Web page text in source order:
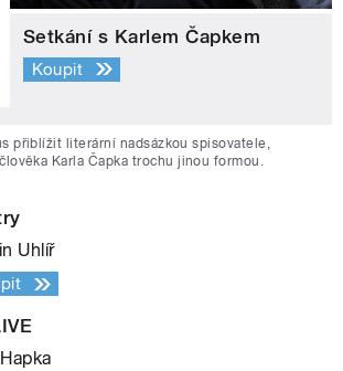
Setkání s Karlem Čapkem
Koupit
přiblížit literární nadsázkou spisovatele,
Karla Čapka trochu jinou formou.
Uhlíř